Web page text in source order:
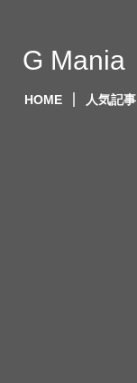
G Mania
HOME 人気記事